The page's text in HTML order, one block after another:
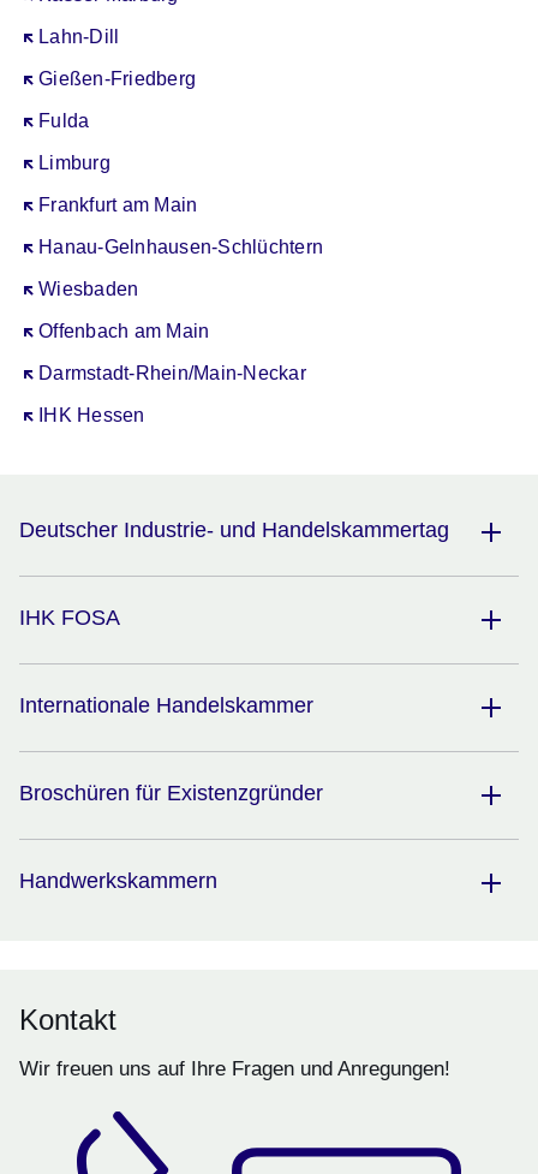
Lahn-Dill
Öffnet sich in einem neuen Fenster
Gießen-Friedberg
Öffnet sich in einem neuen Fenster
Fulda
Öffnet sich in einem neuen Fenster
Limburg
Öffnet sich in einem neuen Fenster
Frankfurt am Main
Öffnet sich in einem neuen Fenster
Hanau-Gelnhausen-Schlüchtern
Öffnet sich in einem neuen Fenster
Wiesbaden
Öffnet sich in einem neuen Fenster
Offenbach am Main
Öffnet sich in einem neuen Fenster
Darmstadt-Rhein/Main-Neckar
Öffnet sich in einem neuen Fenster
IHK Hessen
Öffnet sich in einem neuen Fenster
Deutscher Industrie- und Handelskammertag
IHK FOSA
Internationale Handelskammer
Broschüren für Existenzgründer
Handwerkskammern
Kontakt
Wir freuen uns auf Ihre Fragen und Anregungen!